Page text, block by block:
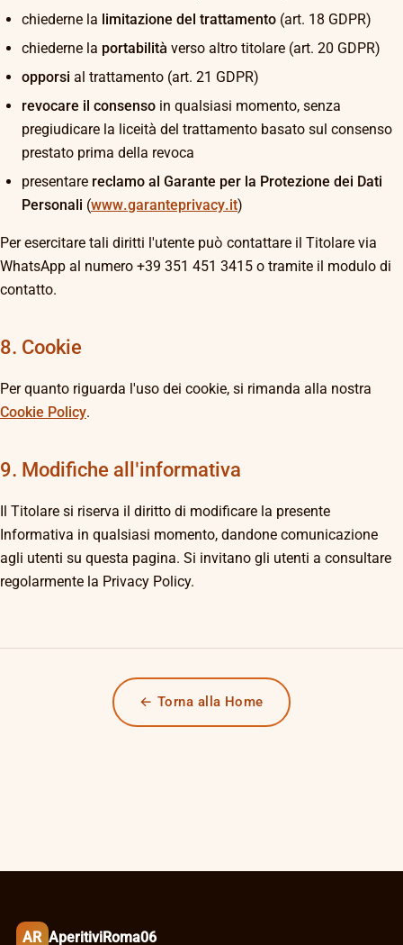
chiederne la limitazione del trattamento (art. 18 GDPR)
chiederne la portabilità verso altro titolare (art. 20 GDPR)
opporsi al trattamento (art. 21 GDPR)
revocare il consenso in qualsiasi momento, senza
pregiudicare la liceità del trattamento basato sul consenso
prestato prima della revoca
presentare reclamo al Garante per la Protezione dei Dati
Personali (www.garanteprivacy.it)
Per esercitare tali diritti l'utente può contattare il Titolare via
WhatsApp al numero +39 351 451 3415 o tramite il modulo di
contatto.
8. Cookie
Per quanto riguarda l'uso dei cookie, si rimanda alla nostra
Cookie Policy.
9. Modifiche all'informativa
Il Titolare si riserva il diritto di modificare la presente
Informativa in qualsiasi momento, dandone comunicazione
agli utenti su questa pagina. Si invitano gli utenti a consultare
regolarmente la Privacy Policy.
← Torna alla Home
AR AperitiviRoma06